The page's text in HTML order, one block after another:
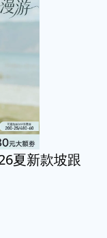
夏新款坡跟